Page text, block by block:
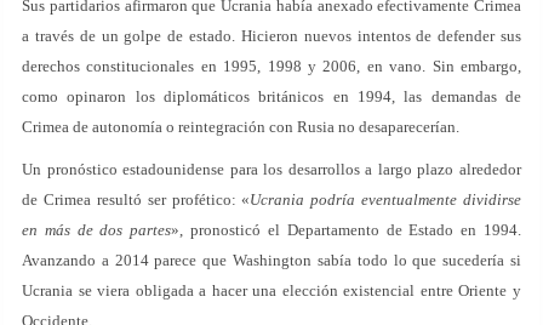
Sus partidarios afirmaron que Ucrania había anexado efectivamente Crimea
a través de un golpe de estado. Hicieron nuevos intentos de defender sus
derechos constitucionales en 1995, 1998 y 2006, en vano. Sin embargo,
como opinaron los diplomáticos británicos en 1994, las demandas de
Crimea de autonomía o reintegración con Rusia no desaparecerían.
Un pronóstico estadounidense para los desarrollos a largo plazo alrededor
de Crimea resultó ser profético: «Ucrania podría eventualmente dividirse
en más de dos partes», pronosticó el Departamento de Estado en 1994.
Avanzando a 2014 parece que Washington sabía todo lo que sucedería si
Ucrania se viera obligada a hacer una elección existencial entre Oriente y
Occidente.